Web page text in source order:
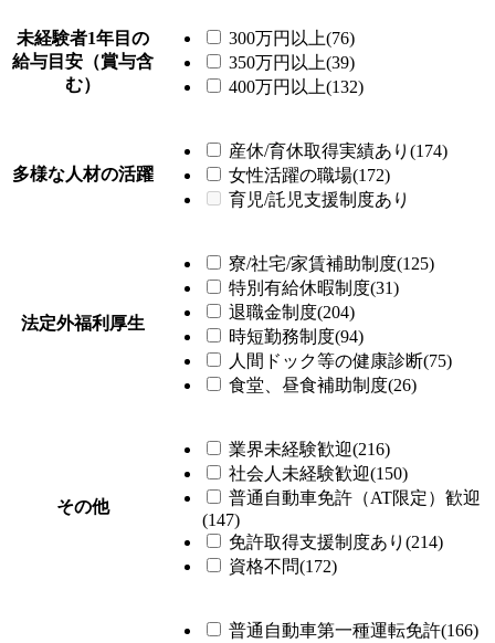
未経験者1年目の
給与目安（賞与含
む）
300万円以上(76)
350万円以上(39)
400万円以上(132)
多様な人材の活躍
産休/育休取得実績あり(174)
女性活躍の職場(172)
育児/託児支援制度あり
法定外福利厚生
寮/社宅/家賃補助制度(125)
特別有給休暇制度(31)
退職金制度(204)
時短勤務制度(94)
人間ドック等の健康診断(75)
食堂、昼食補助制度(26)
その他
業界未経験歓迎(216)
社会人未経験歓迎(150)
普通自動車免許（AT限定）歓迎
(147)
免許取得支援制度あり(214)
資格不問(172)
普通自動車第一種運転免許(166)